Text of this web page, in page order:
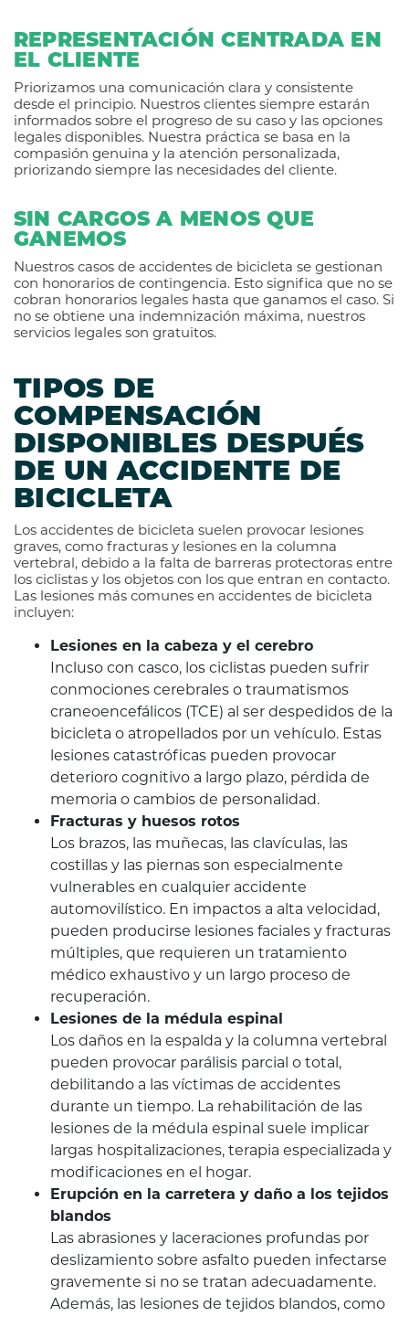
REPRESENTACIÓN CENTRADA EN
EL CLIENTE
Priorizamos una comunicación clara y consistente
desde el principio. Nuestros clientes siempre estarán
informados sobre el progreso de su caso y las opciones
legales disponibles. Nuestra práctica se basa en la
compasión genuina y la atención personalizada,
priorizando siempre las necesidades del cliente.
SIN CARGOS A MENOS QUE
GANEMOS
Nuestros casos de accidentes de bicicleta se gestionan
con honorarios de contingencia. Esto significa que no se
cobran honorarios legales hasta que ganamos el caso. Si
no se obtiene una indemnización máxima, nuestros
servicios legales son gratuitos.
TIPOS DE
COMPENSACIÓN
DISPONIBLES DESPUÉS
DE UN ACCIDENTE DE
BICICLETA
Los accidentes de bicicleta suelen provocar lesiones
graves, como fracturas y lesiones en la columna
vertebral, debido a la falta de barreras protectoras entre
los ciclistas y los objetos con los que entran en contacto.
Las lesiones más comunes en accidentes de bicicleta
incluyen:
Lesiones en la cabeza y el cerebro
Incluso con casco, los ciclistas pueden sufrir
conmociones cerebrales o traumatismos
craneoencefálicos (TCE) al ser despedidos de la
bicicleta o atropellados por un vehículo. Estas
lesiones catastróficas pueden provocar
deterioro cognitivo a largo plazo, pérdida de
memoria o cambios de personalidad.
Fracturas y huesos rotos
Los brazos, las muñecas, las clavículas, las
costillas y las piernas son especialmente
vulnerables en cualquier accidente
automovilístico. En impactos a alta velocidad,
pueden producirse lesiones faciales y fracturas
múltiples, que requieren un tratamiento
médico exhaustivo y un largo proceso de
recuperación.
Lesiones de la médula espinal
Los daños en la espalda y la columna vertebral
pueden provocar parálisis parcial o total,
debilitando a las víctimas de accidentes
durante un tiempo. La rehabilitación de las
lesiones de la médula espinal suele implicar
largas hospitalizaciones, terapia especializada y
modificaciones en el hogar.
Erupción en la carretera y daño a los tejidos
blandos
Las abrasiones y laceraciones profundas por
deslizamiento sobre asfalto pueden infectarse
gravemente si no se tratan adecuadamente.
Además, las lesiones de tejidos blandos, como